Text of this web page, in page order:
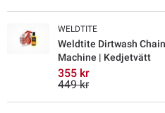
WELDTITE
Weldtite Dirtwash
Machine | Kedjetvätt
355 kr
449 kr